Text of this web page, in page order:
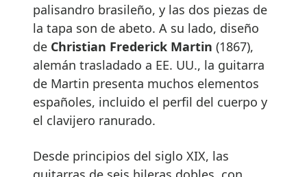
palisandro brasileño, y las dos piezas de
la tapa son de abeto. A su lado, diseño
de Christian Frederick Martin (1867),
alemán trasladado a EE. UU., la guitarra
de Martin presenta muchos elementos
españoles, incluido el perfil del cuerpo y
el clavijero ranurado.
Desde principios del siglo XIX, las